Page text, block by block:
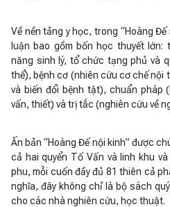
Về nền tảng y học, trong “Hoàng
luận bao gồm bốn học thuyết
năng sinh lý, tổ chức tạng phủ và
thể), bệnh cơ (nhiên cứu cơ chế nội
và biến đổi bệnh tật), chuẩn pháp
vấn, thiết) và trị tắc (nghiên cứu về
Ấn bản “Hoàng Đế nội kinh” được
cả hai quyển Tố Vấn và linh khu
phu, mỗi cuốn đầy đủ 81 thiên cả
nghĩa, đây không chỉ là bộ sách
cho các nhà nghiên cứu, học thuật.